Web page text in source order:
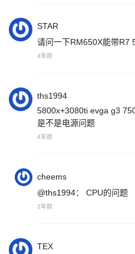
STAR
请问一下RM650X能带R7
4年前
ths1994
5800x+3080ti evga g3
是不是电源问题
4年前
cheems
@ths1994：
CPU的问题
2年前
TEX